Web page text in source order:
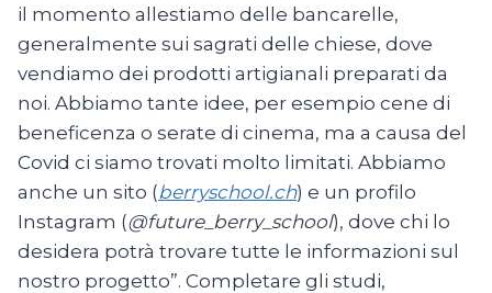
il momento allestiamo delle bancarelle,
generalmente sui sagrati delle chiese, dove
vendiamo dei prodotti artigianali preparati da
noi. Abbiamo tante idee, per esempio cene di
beneficenza o serate di cinema, ma a causa del
Covid ci siamo trovati molto limitati. Abbiamo
anche un sito (berryschool.ch) e un profilo
Instagram (@future_berry_school), dove chi lo
desidera potrà trovare tutte le informazioni sul
nostro progetto”. Completare gli studi,